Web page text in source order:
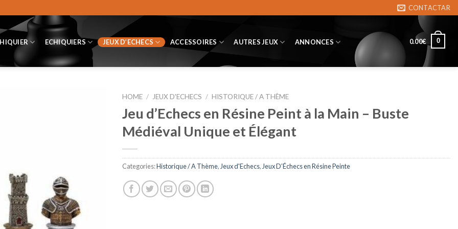
CONTACTAR
ECHIQUIERS JEUX D’ECHECS ACCESSOIRES AUTRES JEUX ANNONCES 0.00€ 0
HOME / JEUX D'ECHECS / HISTORIQUE / A THÈME
Jeu d’Echecs en Résine Peint à la Main – Buste
Médiéval Unique et Élégant
Categories:Historique / A Thème, Jeux d'Echecs, Jeux D’Échecs en Résine Peinte